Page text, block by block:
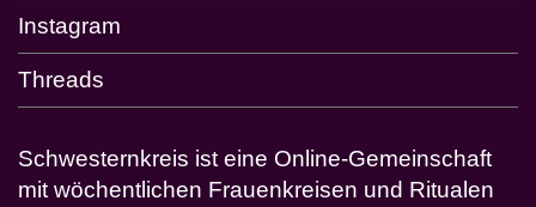
Instagram
Threads
Schwesternkreis ist eine Online-Gemeinschaft
mit wöchentlichen Frauenkreisen und Ritualen